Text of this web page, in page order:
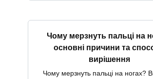
Чому мерзнуть пальці на
основні причини та
вирішення
Чому мерзнуть пальці на ногах?